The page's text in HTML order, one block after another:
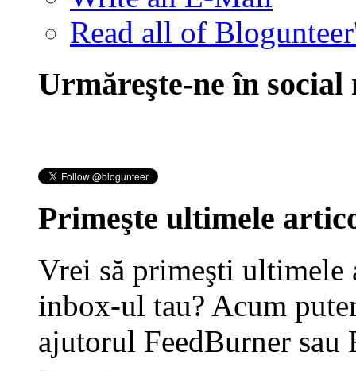
Read all of
Urmăreşte-ne în social
Primeşte ultimele
Vrei să primeşti
inbox-ul tau? Acum
ajutorul FeedBurner sau